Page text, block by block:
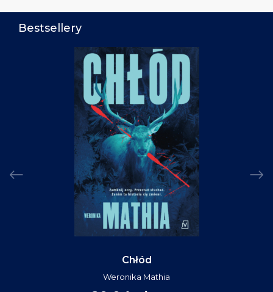
Bestsellery
Chłód
Weronika Mathia